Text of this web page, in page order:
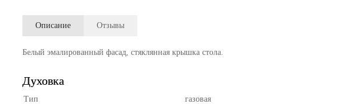
Описание Отзывы
Белый эмалированный фасад, стяклянная крышка стола.
Духовка
Тип
газовая